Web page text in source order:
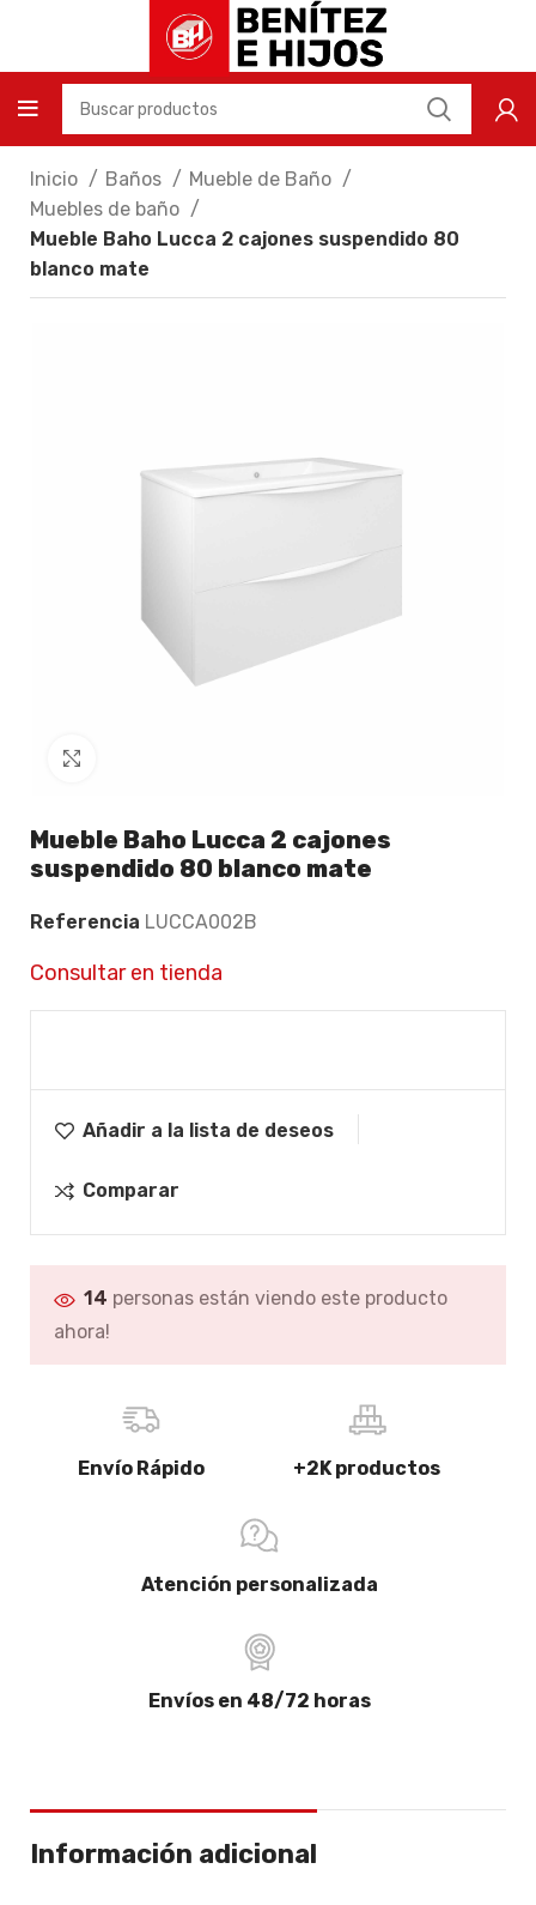
Inicio Baños
Mueble de Baño
Muebles de baño
Mueble Baho Lucca 2 cajones suspendido 80
blanco mate
Mueble Baho Lucca 2 cajones
suspendido 80 blanco mate
Referencia LUCCA002B
Consultar en tienda
Añadir a la lista de deseos
Comparar
14 personas están viendo este producto
ahora!
Envío Rápido +2K productos
Atención personalizada
Envíos en 48/72 horas
Información adicional